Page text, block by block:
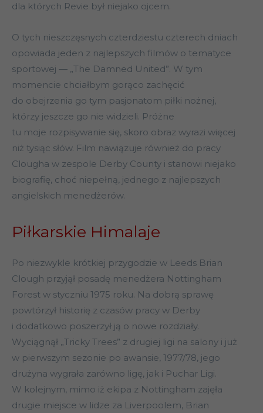
dla których Revie był niejako ojcem.
O tych nieszczęsnych czterdziestu czterech dniach
opowiada jeden z najlepszych filmów o tematyce
sportowej — „The Damned United”. W tym
momencie chciałbym gorąco zachęcić
do obejrzenia go tym pasjonatom piłki nożnej,
którzy jeszcze go nie widzieli. Próżne
tu moje rozpisywanie się, skoro obraz wyrazi więcej
niż tysiąc słów. Film nawiązuje również do pracy
Clougha w zespole Derby County i stanowi niejako
biografię, choć niepełną, jednego z najlepszych
angielskich menedżerów.
Piłkarskie Himalaje
Po niezwykle krótkiej przygodzie w Leeds Brian
Clough przyjął posadę menedżera Nottingham
Forest w styczniu 1975 roku. Na dobrą sprawę
powtórzył historię z czasów pracy w Derby
i dodatkowo poszerzył ją o nowe rozdziały.
Wyciągnął „Tricky Trees” z drugiej ligi na salony i już
w pierwszym sezonie po awansie, 1977/78, jego
drużyna wygrała zarówno ligę, jak i Puchar Ligi.
W kolejnym, mimo iż ekipa z Nottingham zajęła
drugie miejsce w lidze za Liverpoolem, Brian